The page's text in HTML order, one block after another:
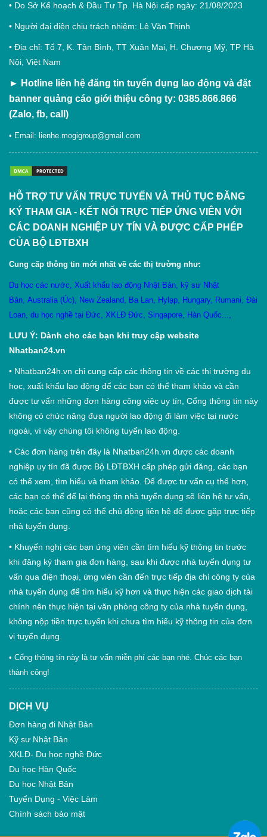
• Do Sở Kế hoạch & Đầu Tư Tp. Hà Nội cấp ngày: 21/08/2023
• Người đại diện chịu trách nhiệm: Lê Văn Thịnh
• Địa chỉ: Tổ 7, K. Tân Bình, TT Xuân Mai, H. Chương Mỹ, TP Hà
Nội, Việt Nam
► Hotline liên hệ đăng tin tuyển dụng lao động và đặt
banner quảng cáo giới thiệu công ty: 0385.866.866
(Zalo, fb, call)
• Email: lienhe.mogigroup@gmail.com
HỖ TRỢ TƯ VẤN TRỰC TUYẾN VÀ THỦ TỤC ĐĂNG
KÝ THAM GIA - KẾT NỐI TRỰC TIẾP ỨNG VIÊN VỚI
CÁC DOANH NGHIỆP UY TÍN VÀ ĐƯỢC CẤP PHÉP
CỦA BỘ LĐTBXH
Cung cấp thông tin mới nhất về các thị trường như:
Du học các nước, Xuất khẩu lao động Nhật Bản, kỹ sư Nhật
Bản, Australia (Úc), New Zealand, Ba Lan, Hylạp, Hungary, Rumani, Đài
Loan, du học nghề tại Đức, XKLĐ Đức, Singapore, Hàn Quốc...,
LƯU Ý: Dành cho các bạn khi truy cập website
Nhatban24.vn
• Nhatban24h.vn chỉ cung cấp các thông tin về các thị trường du
học, xuất khẩu lao động để các bạn có thể tham khảo và cần
được tư vấn những đơn hàng công việc uy tín, Cổng thông tin này
không có chức năng đưa người lao động đi làm việc tại nước
ngoài, vì vậy chúng tôi không tuyển lao động.
• Các đơn hàng trên đây là Nhatban24h.vn được các doanh
nghiệp uy tín đã được Bộ LĐTBXH cấp phép gửi đăng, các bạn
có thể xem, tìm hiểu và tham khảo. Để được tư vấn cụ thể hơn,
các bạn có thể để lại thông tin nhà tuyển dụng sẽ liên hệ tư vấn,
hoặc các bạn cũng có thể chủ động liên hệ để được gặp trực tiếp
nhà tuyển dụng.
• Khuyến nghị các bạn ứng viên cần tìm hiểu kỹ thông tin trước
khi đăng ký tham gia đơn hàng, sau khi được nhà tuyển dụng tư
vấn qua điện thoại, ứng viên cần đến trực tiếp địa chỉ công ty của
nhà tuyển dụng để tìm hiểu kỹ hơn và thực hiện các giao dịch tài
chính nên thực hiện tại văn phòng công ty của nhà tuyển dụng,
không nộp tiền trực tuyến khi chưa tìm hiểu kỹ thông tin của đơn
vị tuyển dụng.
• Cổng thông tin này là tư vấn miễn phí các bạn nhé. Chúc các bạn
thành công!
DỊCH VỤ
Đơn hàng đi Nhật Bản
Kỹ sư Nhật Bản
XKLĐ- Du học nghề Đức
Du học Hàn Quốc
Du học Nhật Bản
Tuyển Dụng - Việc Làm
Chính sách bảo mật